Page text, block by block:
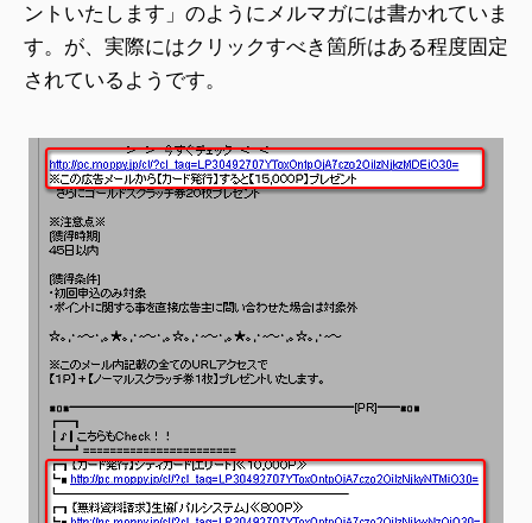
ントいたします」のようにメルマガには書かれていま
す。が、実際にはクリックすべき箇所はある程度固定
されているようです。